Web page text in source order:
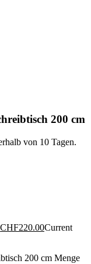
200 cm
von 10 Tagen.
CHF220.00Current
200 cm Menge